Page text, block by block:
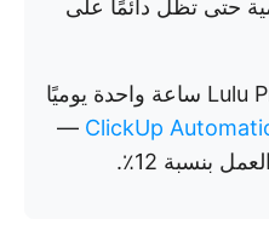
حتى تظل دائمًا على
توفر Lulu Press ساعة واحدة يوميًا
ClickUp
—
بنسبة 12٪.